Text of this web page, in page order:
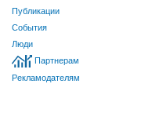
Публикации
События
Люди
Партнерам
Рекламодателям